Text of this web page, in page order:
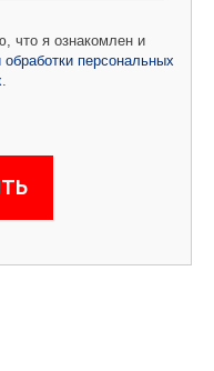
что я ознакомлен и
обработки персональных